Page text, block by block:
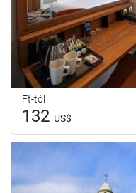
Ft-tól
132 US$